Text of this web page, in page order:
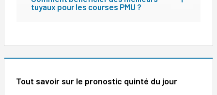
tuyaux pour les courses PMU ?
Tout savoir sur le pronostic quinté du jour